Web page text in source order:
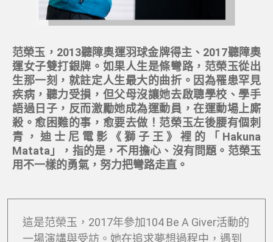
范榮玉，2013聽障奧運羽球金牌得主、2017聽障奧
運女子雙打銀牌。如果人生是條彎路，范榮玉從出
生那一刻，就註定人生最大的曲折。因為罹患罕見
疾病，聽力受損，但父母沒讓她去啟聰學校、學手
語過日子，反而激勵她成為運動員，在運動場上廝
殺。愈困難的事，愈要去做！范榮玉左後腰有個刺
青，迪士尼電影《獅子王》裡的「Hakuna
Matata」，指的是，不用擔心、沒有問題。范榮玉
用不一樣的勇氣，努力把彎路走直。
這是范榮玉，2017年參加104 Be A Giver活動的
一場演講與受訪。她在追求夢想過程中，遇到